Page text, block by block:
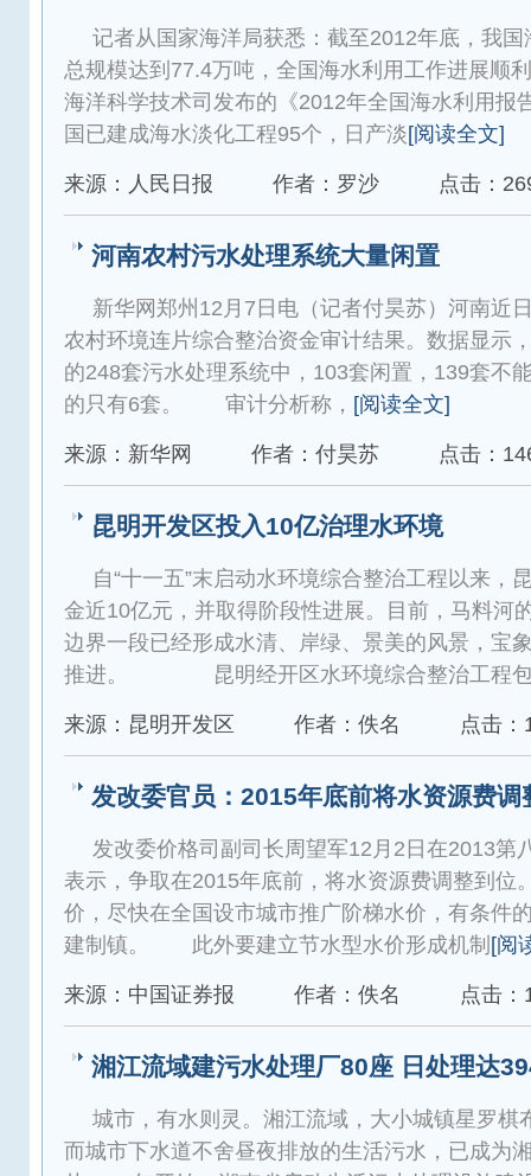
记者从国家海洋局获悉：截至2012年底，我
总规模达到77.4万吨，全国海水利用工作进展
海洋科学技术司发布的《2012年全国海水利用报
国已建成海水淡化工程95个，日产淡[阅读全文]
来源：人民日报 作者：罗沙 点击：
河南农村污水处理系统大量闲置
新华网郑州12月7日电（记者付昊苏）河南近
农村环境连片综合整治资金审计结果。数据显示
的248套污水处理系统中，103套闲置，139套不
的只有6套。 审计分析称， [阅读全文]
来源：新华网 作者：付昊苏 点击：
昆明开发区投入10亿治理水环境
自“十一五”末启动水环境综合整治工程以来，
金近10亿元，并取得阶段性进展。目前，马料河
边界一段已经形成水清、岸绿、景美的风景，宝
推进。 昆明经开区水环境综合整治工程
来源：昆明开发区 作者：佚名 点击：
发改委官员：2015年底前将水资源费调
发改委价格司副司长周望军12月2日在2013第
表示，争取在2015年底前，将水资源费调整到位
价，尽快在全国设市城市推广阶梯水价，有条件
建制镇。 此外要建立节水型水价形成机制 [阅
来源：中国证券报 作者：佚名 点击：
湘江流域建污水处理厂80座 日处理达
城市，有水则灵。湘江流域，大小城镇星
而城市下水道不舍昼夜排放的生活污水，已成